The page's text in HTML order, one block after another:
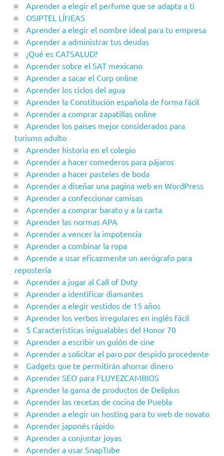
Aprender a elegir el perfume que se adapta a ti
OSIPTEL LÍNEAS
Aprender a elegir el nombre ideal para tu empresa
Aprender a administrar tus deudas
¿Qué es CATSALUD?
Aprender sobre el SAT mexicano
Aprender a sacar el Curp online
Aprender los ciclos del agua
Aprender la Constitución española de forma fácil
Aprender a comprar zapatillas online
Aprender los países mejor considerados para
turismo adulto
Aprender historia en el colegio
Aprender a hacer comederos para pájaros
Aprender a hacer pasteles de boda
Aprender a diseñar una pagina web en WordPress
Aprender a confeccionar camisas
Aprender a comprar barato y a la carta
Aprender las normas APA
Aprender a vencer la impotencia
Aprender a combinar la ropa
Aprende a usar eficazmente un aerógrafo para
repostería
Aprender a jugar al Call of Duty
Aprender a identificar diamantes
Aprender a elegir vestidos de 15 años
Aprender los verbos irregulares en inglés fácil
5 Características inigualables del Honor 70
Aprender a escribir un guión de cine
Aprender a solicitar el paro por despido procedente
Gadgets que te permitirán ahorrar dinero
Aprender SEO para FLUYEZCAMBIOS
Aprender la gama de productos de Deliplus
Aprender las recetas de cocina de Puebla
Aprender a elegir un hosting para tu web de novato
Aprender japonés rápido
Aprender a conjuntar joyas
Aprender a usar SnapTube